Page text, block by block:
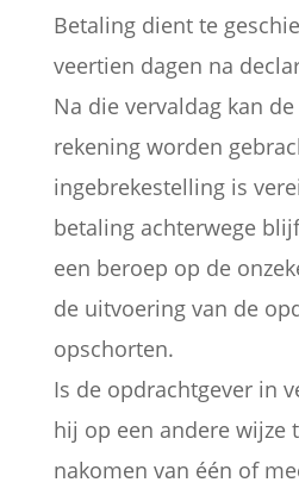
Betaling dient te
veertien dagen na
Na die vervaldag kan
rekening worden
ingebrekestelling is
betaling achterwege
een beroep op de
de uitvoering van de
opschorten.
Is de opdrachtgever in
hij op een andere wijze
nakomen van één of